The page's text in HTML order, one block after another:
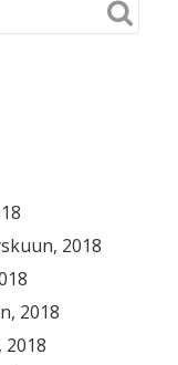
2018
2018
2018